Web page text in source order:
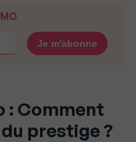
: Comment
prestige ?